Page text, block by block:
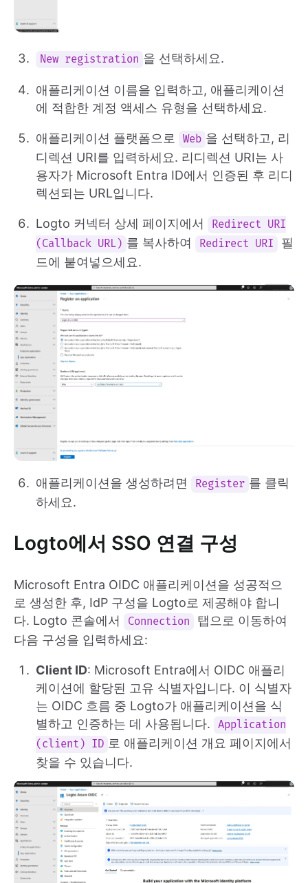
New registration 을 선택하세요.
애플리케이션 이름을 입력하고, 애플리케이션
에 적합한 계정 액세스 유형을 선택하세요.
애플리케이션 플랫폼으로 Web 을 선택하고, 리
디렉션 URI를 입력하세요. 리디렉션 URI는 사
용자가 Microsoft Entra ID에서 인증된 후 리디
렉션되는 URL입니다.
Logto 커넥터 상세 페이지에서
Redirect URI
(Callback URL) 를 복사하여 Redirect URI
필
드에 붙여넣으세요.
애플리케이션을 생성하려면 Register 를 클릭
하세요.
Logto에서 SSO 연결 구성
Microsoft Entra OIDC 애플리케이션을 성공적으
로 생성한 후, IdP 구성을 Logto로 제공해야 합니
다. Logto 콘솔에서
Connection
탭으로 이동하여
다음 구성을 입력하세요:
Client ID: Microsoft Entra에서 OIDC 애플리
케이션에 할당된 고유 식별자입니다. 이 식별자
는 OIDC 흐름 중 Logto가 애플리케이션을 식
별하고 인증하는 데 사용됩니다.
Application
(client) ID 로 애플리케이션 개요 페이지에서
찾을 수 있습니다.